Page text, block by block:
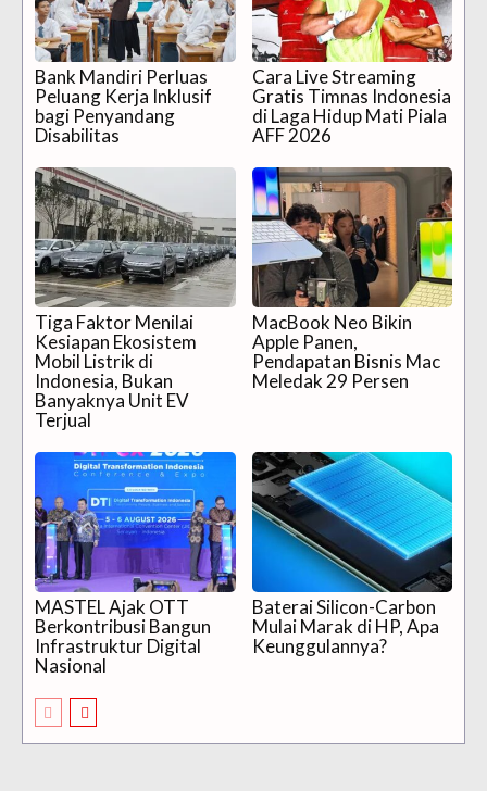
Bank Mandiri Perluas
Peluang Kerja Inklusif
bagi Penyandang
Disabilitas
Cara Live Streaming
Gratis Timnas Indonesia
di Laga Hidup Mati Piala
AFF 2026
Tiga Faktor Menilai
Kesiapan Ekosistem
Mobil Listrik di
Indonesia, Bukan
Banyaknya Unit EV
Terjual
MacBook Neo Bikin
Apple Panen,
Pendapatan Bisnis Mac
Meledak 29 Persen
MASTEL Ajak OTT
Berkontribusi Bangun
Infrastruktur Digital
Nasional
Baterai Silicon-Carbon
Mulai Marak di HP, Apa
Keunggulannya?